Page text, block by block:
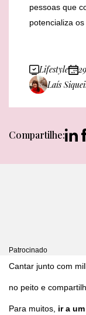
pessoas que
potencializa
Lifestyle
Laís
Compartilhe:
Patrocinado
Cantar junto com
no peito e
Para muitos, ir a